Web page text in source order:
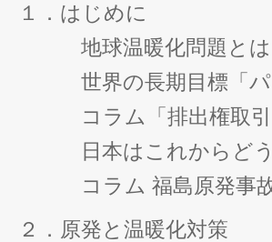
１．はじめに
地球温暖化問題とは
世界の長期目標「パ
コラム「排出権取引
日本はこれからどう
コラム 福島原発事故
２．原発と温暖化対策